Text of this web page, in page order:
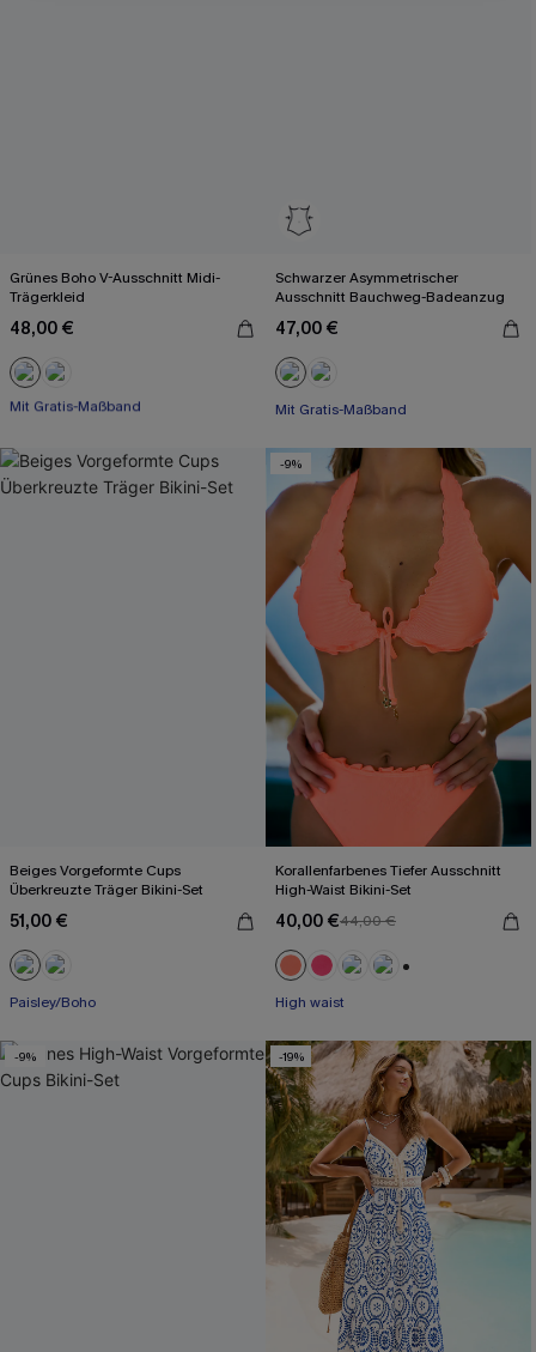
Grünes Boho V-Ausschnitt Midi-
Trägerkleid
48,00 €
Mit Gratis-Maßband
High waist
Schwarzer Asymmetrischer
Ausschnitt Bauchweg-Badeanzug
47,00 €
Mit Gratis-Maßband
Bauch Kontrolle
Beiges Vorgeformte Cups
Überkreuzte Träger Bikini-Set
51,00 €
Paisley/Boho
-9%
Korallenfarbenes Tiefer Ausschnitt
High-Waist Bikini-Set
40,00 €44,00 €
High waist
-9% -19%